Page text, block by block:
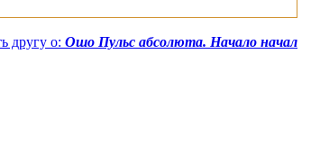
другу о: Ошо Пульс абсолюта. Начало начал